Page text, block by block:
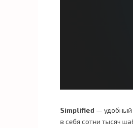
Simplified — удобный
в себя сотни тысяч